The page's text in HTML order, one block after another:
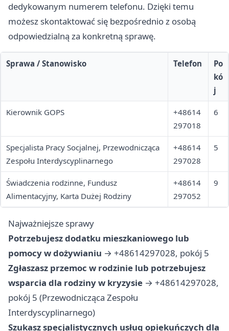
dedykowanym numerem telefonu. Dzięki temu
możesz skontaktować się bezpośrednio z osobą
odpowiedzialną za konkretną sprawę.
Sprawa / Stanowisko Telefon
Po
kó
j
Kierownik GOPS
+48614
297018
6
Specjalista Pracy Socjalnej, Przewodnicząca
Zespołu Interdyscyplinarnego
+48614
297028
5
Świadczenia rodzinne, Fundusz
Alimentacyjny, Karta Dużej Rodziny
+48614
297052
9
Najważniejsze sprawy
Potrzebujesz dodatku mieszkaniowego lub
pomocy w dożywianiu → +48614297028, pokój 5
Zgłaszasz przemoc w rodzinie lub potrzebujesz
wsparcia dla rodziny w kryzysie → +48614297028,
pokój 5 (Przewodnicząca Zespołu
Interdyscyplinarnego)
Szukasz specjalistycznych usług opiekuńczych dla